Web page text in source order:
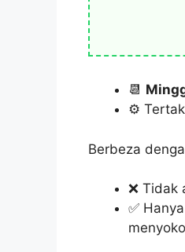
📆
⚙️
Berbeza
❌ Tidak
✅